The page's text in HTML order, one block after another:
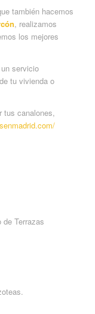
también hacemos
, realizamos
los mejores
servicio
tu vivienda o
tus canalones,
Terrazas